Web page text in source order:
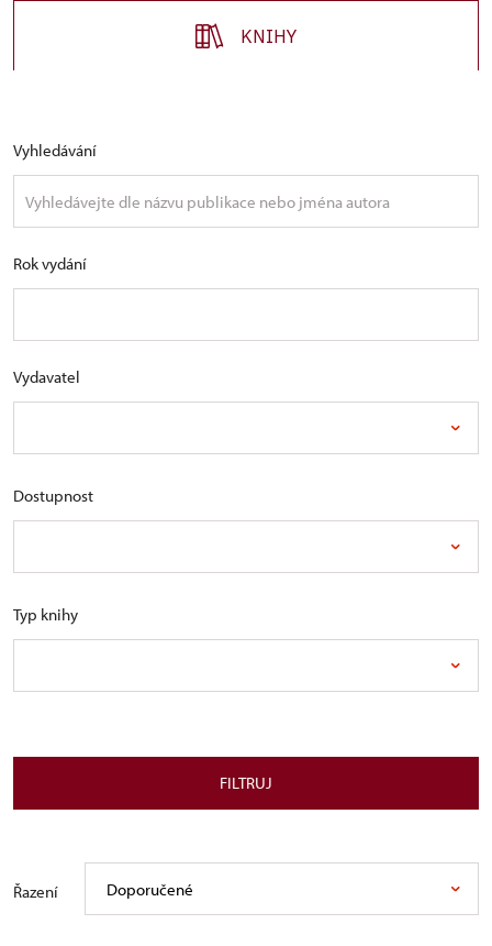
KNIHY
Vyhledávání
Rok vydání
Vydavatel
Dostupnost
Typ knihy
FILTRUJ
Řazení Doporučené